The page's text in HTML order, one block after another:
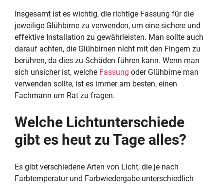
Insgesamt ist es wichtig, die richtige Fassung für die
jeweilige Glühbirne zu verwenden, um eine sichere und
effektive Installation zu gewährleisten. Man sollte auch
darauf achten, die Glühbirnen nicht mit den Fingern zu
berühren, da dies zu Schäden führen kann. Wenn man
sich unsicher ist, welche Fassung oder Glühbirne man
verwenden sollte, ist es immer am besten, einen
Fachmann um Rat zu fragen.
Welche Lichtunterschiede
gibt es heut zu Tage alles?
Es gibt verschiedene Arten von Licht, die je nach
Farbtemperatur und Farbwiedergabe unterschiedlich